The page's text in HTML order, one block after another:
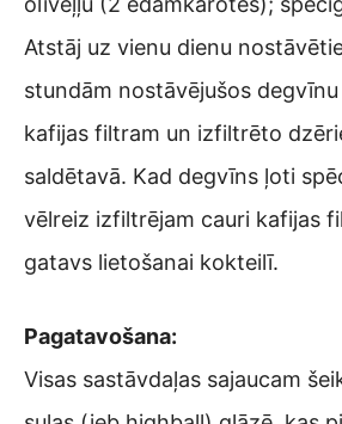
Atstāj uz vienu dienu
stundām nostāvējušos
kafijas filtram un izfiltrēto
saldētavā. Kad degvīns ļoti
vēlreiz izfiltrējam cauri kafijas
gatavs lietošanai kokteilī.
Pagatavošana:
Visas sastāvdaļas sajaucam